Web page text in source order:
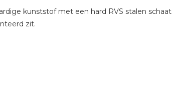
kunststof met een hard RVS stalen
zit.